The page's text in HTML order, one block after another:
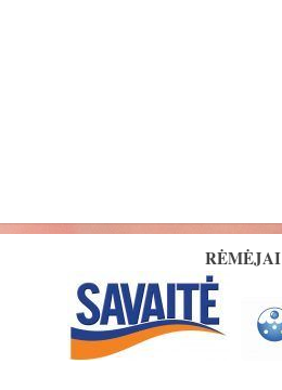
RĖMĖJAI